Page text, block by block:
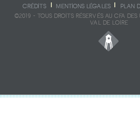
CRÉDITS MENTIONS LÉGALES PLAN
©2019 - TOUS DROITS RÉSERVÉS AU CFA DES
VAL DE LOIRE